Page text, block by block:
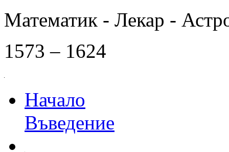
Математик - Лекар -
1573 – 1624
Начало
Въведение